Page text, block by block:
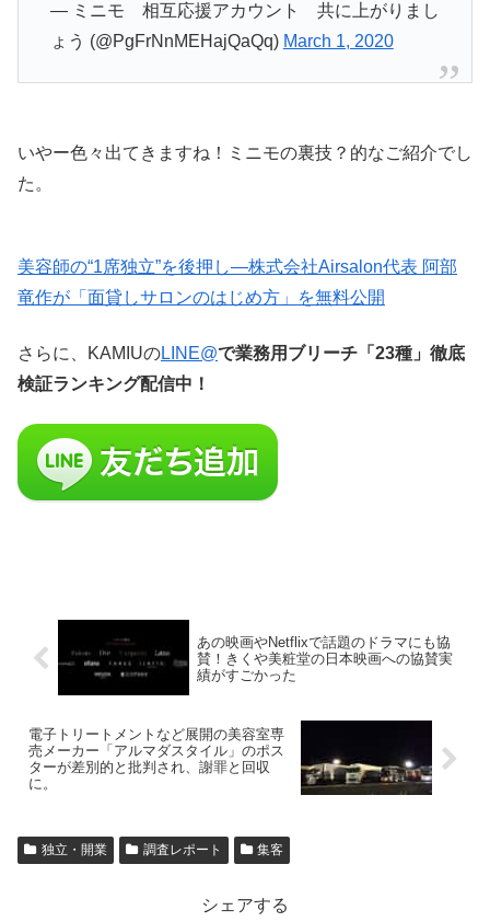
— ミニモ 相互応援アカウント 共に上がりまし
ょう (@PgFrNnMEHajQaQq) March 1, 2020
いやー色々出てきますね！ミニモの裏技？的なご紹介でし
た。
美容師の“1席独立”を後押し—株式会社Airsalon代表 阿部
竜作が「面貸しサロンのはじめ方」を無料公開
さらに、KAMIUのLINE@で業務用ブリーチ「23種」徹底
検証ランキング配信中！
あの映画やNetflixで話題のドラマにも協
賛！きくや美粧堂の日本映画への協賛実
績がすごかった
電子トリートメントなど展開の美容室専
売メーカー「アルマダスタイル」のポス
ターが差別的と批判され、謝罪と回収
に。
独立・開業 調査レポート 集客
シェアする